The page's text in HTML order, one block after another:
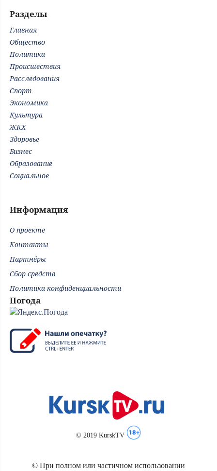
Разделы
Главная
Общество
Политика
Происшествия
Расследования
Спорт
Экономика
Культура
ЖКХ
Здоровье
Бизнес
Образование
Социальное
Информация
О проекте
Контакты
Партнёры
Сбор средств
Политика конфиденциальности
Погода
© 2019 KurskTV
© При полном или частичном использовании